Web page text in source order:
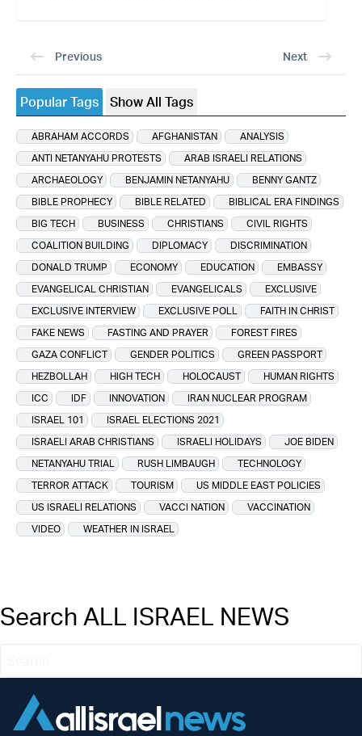
Previous Next
Popular Tags Show All Tags
ABRAHAM ACCORDS AFGHANISTAN
ANALYSIS
ANTI NETANYAHU PROTESTS
ARAB ISRAELI RELATIONS
ARCHAEOLOGY
BENJAMIN NETANYAHU
BENNY GANTZ
BIBLE PROPHECY
BIBLE RELATED
BIBLICAL ERA FINDINGS
BIG TECH
BUSINESS CHRISTIANS
CIVIL RIGHTS
COALITION BUILDING
DIPLOMACY
DISCRIMINATION
DONALD TRUMP
ECONOMY EDUCATION
EMBASSY
EVANGELICAL CHRISTIAN
EVANGELICALS
EXCLUSIVE
EXCLUSIVE INTERVIEW
EXCLUSIVE POLL
FAITH IN CHRIST
FAKE NEWS
FASTING AND PRAYER
FOREST FIRES
GAZA CONFLICT
GENDER POLITICS
GREEN PASSPORT
HEZBOLLAH
HIGH TECH HOLOCAUST
HUMAN RIGHTS
ICC
IDF INNOVATION
IRAN NUCLEAR PROGRAM
ISRAEL 101
ISRAEL ELECTIONS 2021
ISRAELI ARAB CHRISTIANS
ISRAELI HOLIDAYS
JOE BIDEN
NETANYAHU TRIAL
RUSH LIMBAUGH
TECHNOLOGY
TERROR ATTACK
TOURISM
US MIDDLE EAST POLICIES
US ISRAELI RELATIONS
VACCI NATION
VACCINATION
VIDEO
WEATHER IN ISRAEL
Search ALL ISRAEL NEWS